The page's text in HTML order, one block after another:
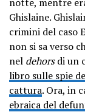
Ghislaine.
crimini del caso
non si sa verso
nel dehorsdi un
libro sulle spie
cattura. Ora, in
ebraica del